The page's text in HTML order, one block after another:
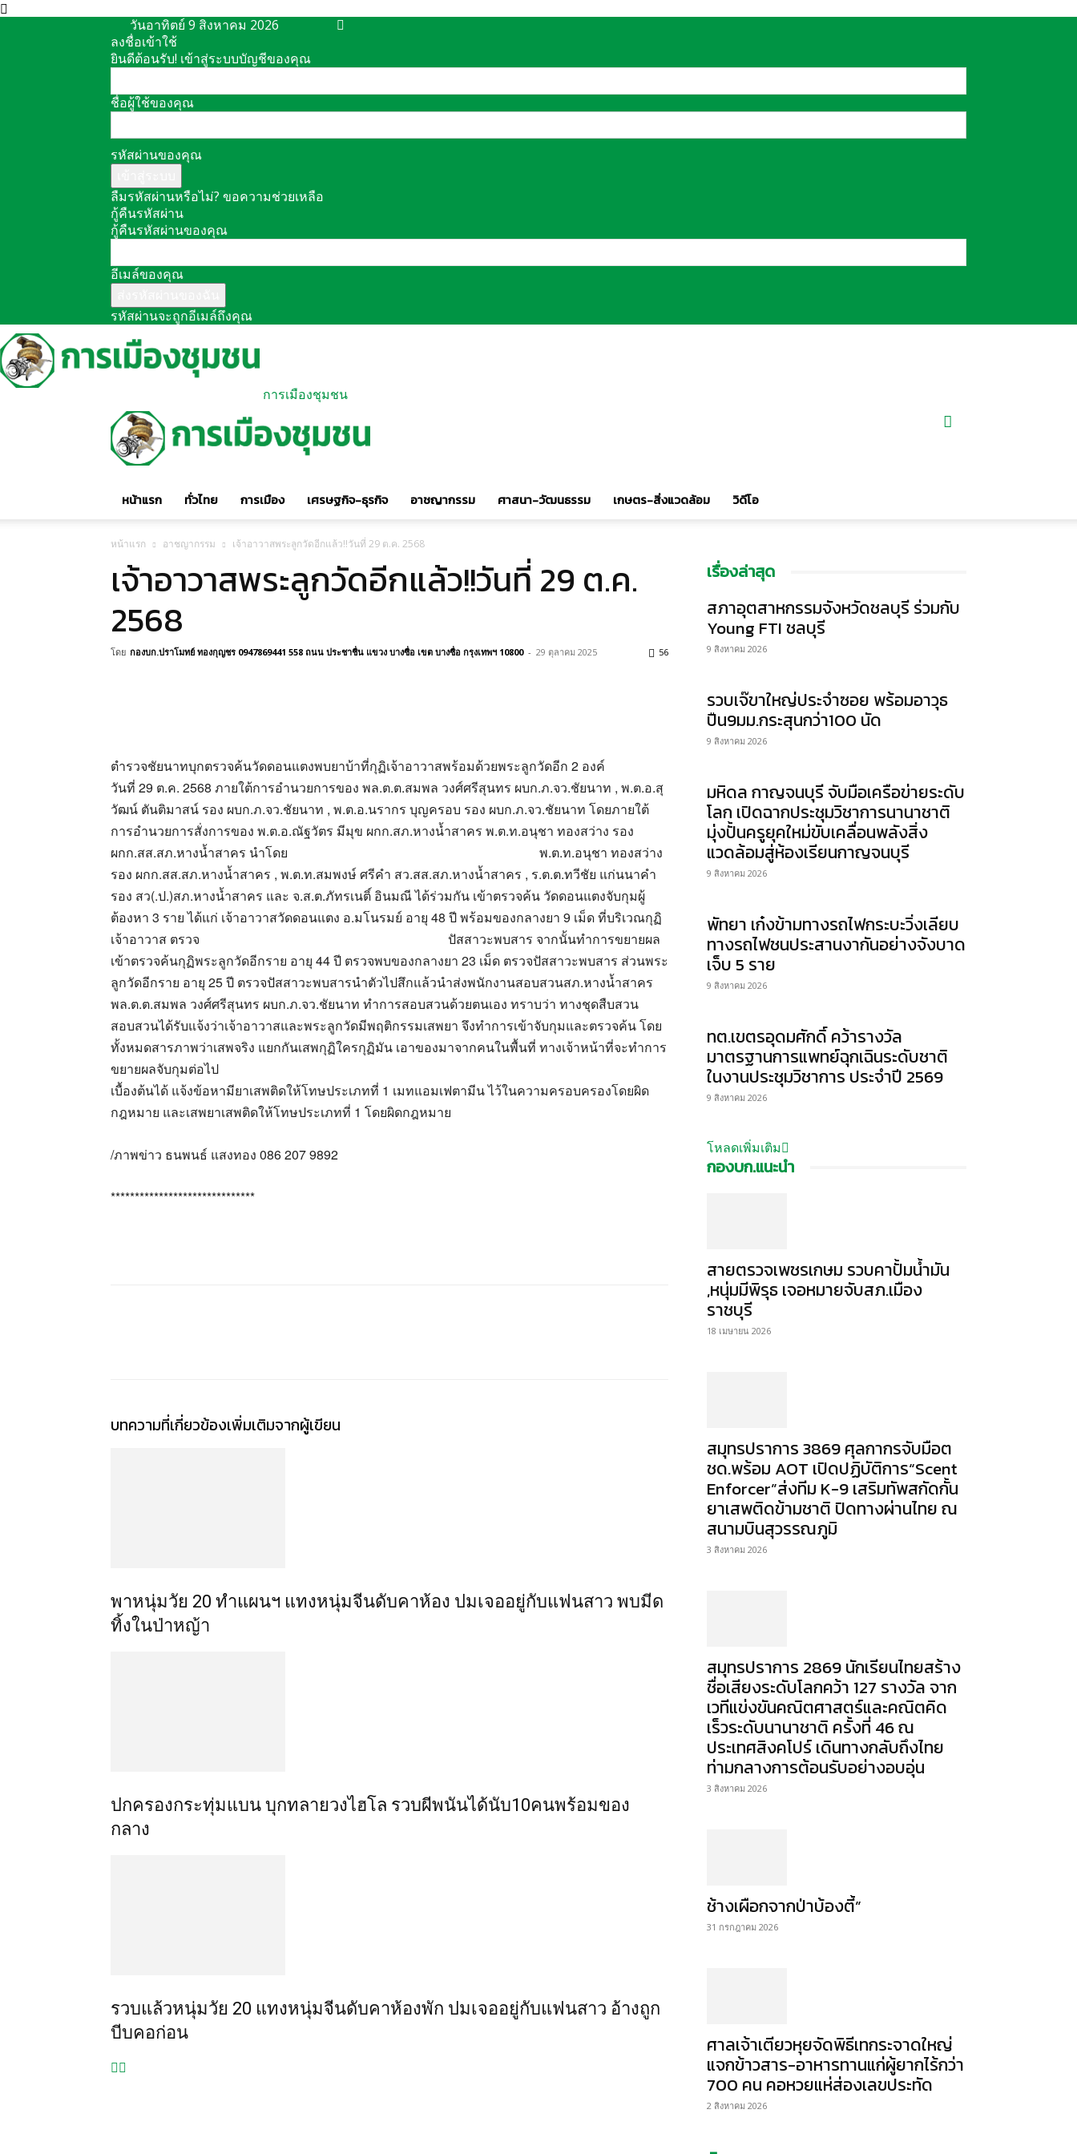
วันอาทิตย์ 9 สิงหาคม 2026
ลงชื่อเข้าใช้
ยินดีต้อนรับ! เข้าสู่ระบบบัญชีของคุณ
ชื่อผู้ใช้ของคุณ
รหัสผ่านของคุณ
ลืมรหัสผ่านหรือไม่? ขอความช่วยเหลือ
กู้คืนรหัสผ่าน
กู้คืนรหัสผ่านของคุณ
อีเมล์ของคุณ
รหัสผ่านจะถูกอีเมล์ถึงคุณ
การเมืองชุมชน
หน้าแรก ทั่วไทย การเมือง เศรษฐกิจ-ธุรกิจ อาชญากรรม ศาสนา-วัฒนธรรม เกษตร-สิ่งแวดล้อม วิดีโอ
หน้าแรก อาชญากรรม เจ้าอาวาสพระลูกวัดอีกแล้ว!!วันที่ 29 ต.ค. 2568
เจ้าอาวาสพระลูกวัดอีกแล้ว!!วันที่ 29 ต.ค.
2568
โดย กองบก.ปราโมทย์ ทองกุญชร 0947869441 558 ถนน ประชาชื่น แขวง บางซื่อ เขต บางซื่อ กรุงเทพฯ 10800 - 29 ตุลาคม 2025 56
ตำรวจชัยนาทบุกตรวจค้นวัดดอนแตงพบยาบ้าที่กุฏิเจ้าอาวาสพร้อมด้วยพระลูกวัดอีก 2 องค์
วันที่ 29 ต.ค. 2568 ภายใต้การอำนวยการของ พล.ต.ต.สมพล วงศ์ศรีสุนทร ผบก.ภ.จว.ชัยนาท , พ.ต.อ.สุ
วัฒน์ ตันติมาสน์ รอง ผบก.ภ.จว.ชัยนาท , พ.ต.อ.นรากร บุญครอบ รอง ผบก.ภ.จว.ชัยนาท โดยภายใต้
การอำนวยการสั่งการของ พ.ต.อ.ณัฐวัตร มีมุข ผกก.สภ.หางน้ำสาคร พ.ต.ท.อนุชา ทองสว่าง รอง
ผกก.สส.สภ.หางน้ำสาคร นำโดย
พ.ต.ท.อนุชา ทองสว่าง
รอง ผกก.สส.สภ.หางน้ำสาคร , พ.ต.ท.สมพงษ์ ศรีคำ สว.สส.สภ.หางน้ำสาคร , ร.ต.ต.ทวีชัย แก่นนาคำ
รอง สว(.ป.)สภ.หางน้ำสาคร และ จ.ส.ต.ภัทรเนติ์ อินมณี ได้ร่วมกัน เข้าตรวจค้น วัดดอนแตงจับกุมผู้
ต้องหา 3 ราย ได้แก่ เจ้าอาวาสวัดดอนแตง อ.มโนรมย์ อายุ 48 ปี พร้อมของกลางยา 9 เม็ด ที่บริเวณกุฏิ
เจ้าอาวาส ตรวจ
ปัสสาวะพบสาร จากนั้นทำการขยายผล
เข้าตรวจค้นกุฏิพระลูกวัดอีกราย อายุ 44 ปี ตรวจพบของกลางยา 23 เม็ด ตรวจปัสสาวะพบสาร ส่วนพระ
ลูกวัดอีกราย อายุ 25 ปี ตรวจปัสสาวะพบสารนำตัวไปสึกแล้วนำส่งพนักงานสอบสวนสภ.หางน้ำสาคร
พล.ต.ต.สมพล วงศ์ศรีสุนทร ผบก.ภ.จว.ชัยนาท ทำการสอบสวนด้วยตนเอง ทราบว่า ทางชุดสืบสวน
สอบสวนได้รับแจ้งว่าเจ้าอาวาสและพระลูกวัดมีพฤติกรรมเสพยา จึงทำการเข้าจับกุมและตรวจค้น โดย
ทั้งหมดสารภาพว่าเสพจริง แยกกันเสพกุฏิใครกุฏิมัน เอาของมาจากคนในพื้นที่ ทางเจ้าหน้าที่จะทำการ
ขยายผลจับกุมต่อไป
เบื้องต้นได้ แจ้งข้อหามียาเสพติดให้โทษประเภทที่ 1 เมทแอมเฟตามีน ไว้ในความครอบครองโดยผิด
กฎหมาย และเสพยาเสพติดให้โทษประเภทที่ 1 โดยผิดกฎหมาย
/ภาพข่าว ธนพนธ์ แสงทอง 086 207 9892
******************************
บทความที่เกี่ยวข้องเพิ่มเติมจากผู้เขียน
พาหนุ่มวัย 20 ทำแผนฯ แทงหนุ่มจีนดับคาห้อง ปมเจออยู่กับแฟนสาว พบมีด
ทิ้งในป่าหญ้า
ปกครองกระทุ่มแบน บุกทลายวงไฮโล รวบผีพนันได้นับ10คนพร้อมของ
กลาง
รวบแล้วหนุ่มวัย 20 แทงหนุ่มจีนดับคาห้องพัก ปมเจออยู่กับแฟนสาว อ้างถูก
บีบคอก่อน
เรื่องล่าสุด
สภาอุตสาหกรรมจังหวัดชลบุรี ร่วมกับ
Young FTI ชลบุรี
9 สิงหาคม 2026
รวบเจ๊ขาใหญ่ประจำซอย พร้อมอาวุธ
ปืน9มม.กระสุนกว่า100 นัด
9 สิงหาคม 2026
มหิดล กาญจนบุรี จับมือเครือข่ายระดับ
โลก เปิดฉากประชุมวิชาการนานาชาติ
มุ่งปั้นครูยุคใหม่ขับเคลื่อนพลังสิ่ง
แวดล้อมสู่ห้องเรียนกาญจนบุรี
9 สิงหาคม 2026
พัทยา เก๋งข้ามทางรถไฟกระบะวิ่งเลียบ
ทางรถไฟชนประสานงากันอย่างจังบาด
เจ็บ 5 ราย
9 สิงหาคม 2026
ทต.เขตรอุดมศักดิ์ คว้ารางวัล
มาตรฐานการแพทย์ฉุกเฉินระดับชาติ
ในงานประชุมวิชาการ ประจำปี 2569
9 สิงหาคม 2026
โหลดเพิ่มเติม
กองบก.แนะนำ
สายตรวจเพชรเกษม รวบคาปั้มน้ำมัน
,หนุ่มมีพิรุธ เจอหมายจับสภ.เมือง
ราชบุรี
18 เมษายน 2026
สมุทรปราการ 3869 ศุลกากรจับมือต
ชด.พร้อม AOT เปิดปฏิบัติการ“Scent
Enforcer”ส่งทีม K-9 เสริมทัพสกัดกั้น
ยาเสพติดข้ามชาติ ปิดทางผ่านไทย ณ
สนามบินสุวรรณภูมิ
3 สิงหาคม 2026
สมุทรปราการ 2869 นักเรียนไทยสร้าง
ชื่อเสียงระดับโลกคว้า 127 รางวัล จาก
เวทีแข่งขันคณิตศาสตร์และคณิตคิด
เร็วระดับนานาชาติ ครั้งที่ 46 ณ
ประเทศสิงคโปร์ เดินทางกลับถึงไทย
ท่ามกลางการต้อนรับอย่างอบอุ่น
3 สิงหาคม 2026
ช้างเผือกจากป่าบ้องตี้”
31 กรกฎาคม 2026
ศาลเจ้าเตียวหุยจัดพิธีเทกระจาดใหญ่
แจกข้าวสาร-อาหารทานแก่ผู้ยากไร้กว่า
700 คน คอหวยแห่ส่องเลขประทัด
2 สิงหาคม 2026